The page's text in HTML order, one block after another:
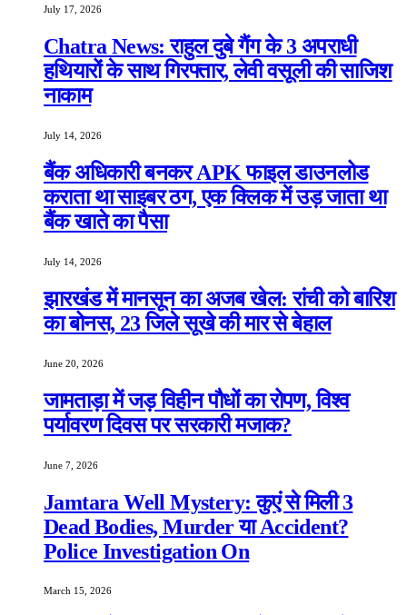
July 17, 2026
Chatra News: राहुल दुबे गैंग के 3 अपराधी
हथियारों के साथ गिरफ्तार, लेवी वसूली की साजिश
नाकाम
July 14, 2026
बैंक अधिकारी बनकर APK फाइल डाउनलोड
कराता था साइबर ठग, एक क्लिक में उड़ जाता था
बैंक खाते का पैसा
July 14, 2026
झारखंड में मानसून का अजब खेल: रांची को बारिश
का बोनस, 23 जिले सूखे की मार से बेहाल
June 20, 2026
जामताड़ा में जड़ विहीन पौधों का रोपण, विश्व
पर्यावरण दिवस पर सरकारी मजाक?
June 7, 2026
Jamtara Well Mystery: कुएं से मिली 3
Dead Bodies, Murder या Accident?
Police Investigation On
March 15, 2026